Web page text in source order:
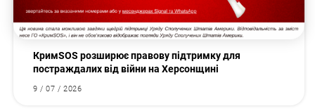
КримSOS розширює правову підтримку для
постраждалих від війни на Херсонщині
9 / 07 / 2026